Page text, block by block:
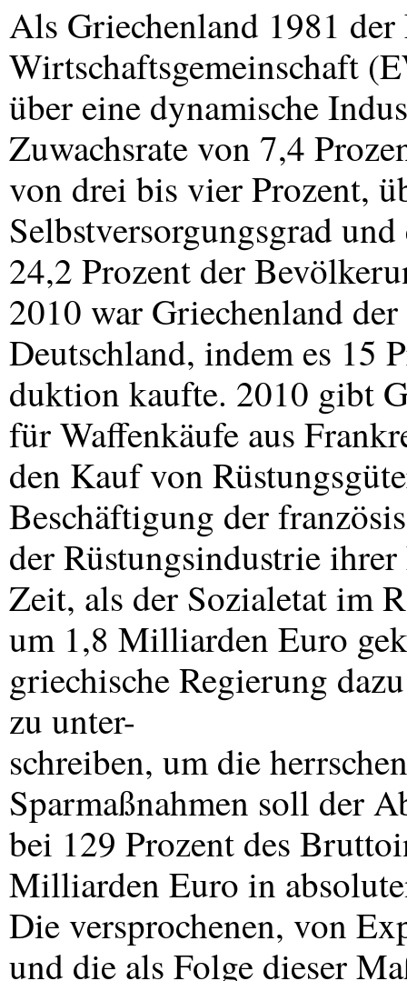
Als Griechenland 1981 der
Wirtschaftsgemeinschaft (
über eine dynamische
Zuwachsrate von 7,4
von drei bis vier Prozent,
Selbstversorgungsgrad
24,2 Prozent der
2010 war Griechenland
Deutschland, indem es 15
duktion kaufte. 2010 gibt
für Waffenkäufe aus
den Kauf von
Beschäftigung der
der Rüstungsindustrie
Zeit, als der Sozialetat im
um 1,8 Milliarden Euro
griechische Regierung
zu unter-
schreiben, um die
Sparmaßnahmen soll der
bei 129 Prozent des
Milliarden Euro in
Die versprochenen, von
und die als Folge dieser